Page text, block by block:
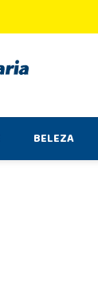
BELEZA